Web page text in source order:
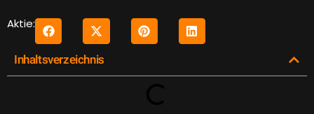
Aktie:
Inhaltsverzeichnis